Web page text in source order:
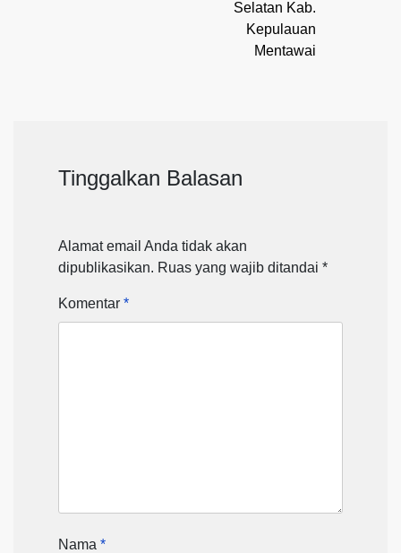
Selatan Kab.
Kepulauan
Mentawai
Tinggalkan Balasan
Alamat email Anda tidak akan
dipublikasikan. Ruas yang wajib ditandai *
Komentar *
Nama *